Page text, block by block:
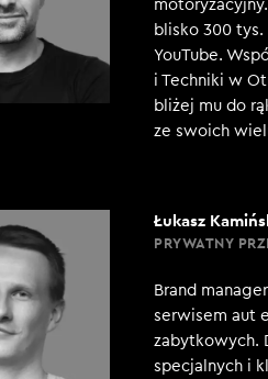
blisko 300 tys.
YouTube.
i Techniki w
bliżej mu do
ze swoich
Łukasz
PRYWATNY
Brand
serwisem aut
zabytkowych.
specjalnych i